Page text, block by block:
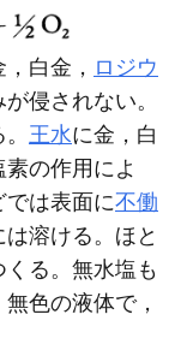
白金， ロジウ
侵されない。
王水に金，白
の作用によ
では表面に不働
溶ける。ほと
る。無水塩も
色の液体で，